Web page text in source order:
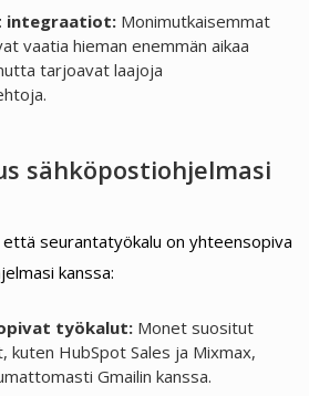
integraatiot:Monimutkaisemmat
vaatia hieman enemmän aikaa
tarjoavat laajoja
sähköpostiohjelmasi
seurantatyökalu on yhteensopiva
kanssa:
työkalut:Monet suositut
kuten HubSpot Sales ja Mixmax,
Gmailin kanssa.